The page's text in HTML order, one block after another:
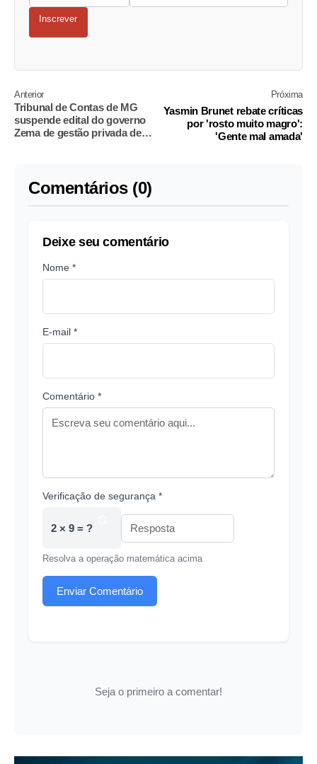
Inscrever
Anterior
Tribunal de Contas de MG
suspende edital do governo
Zema de gestão privada de
Próxima
Yasmin Brunet rebate críticas
por 'rosto muito magro':
'Gente mal amada'
Comentários (0)
Deixe seu comentário
Nome *
E-mail *
Comentário *
Verificação de segurança *
2 × 9 = ?
Resolva a operação matemática acima
Enviar Comentário
Seja o primeiro a comentar!